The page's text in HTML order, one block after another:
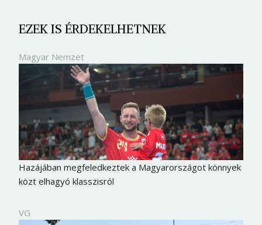
EZEK IS ÉRDEKELHETNEK
Magyar Nemzet
Hazájában megfeledkeztek a Magyarországot könnyek
közt elhagyó klasszisról
VG